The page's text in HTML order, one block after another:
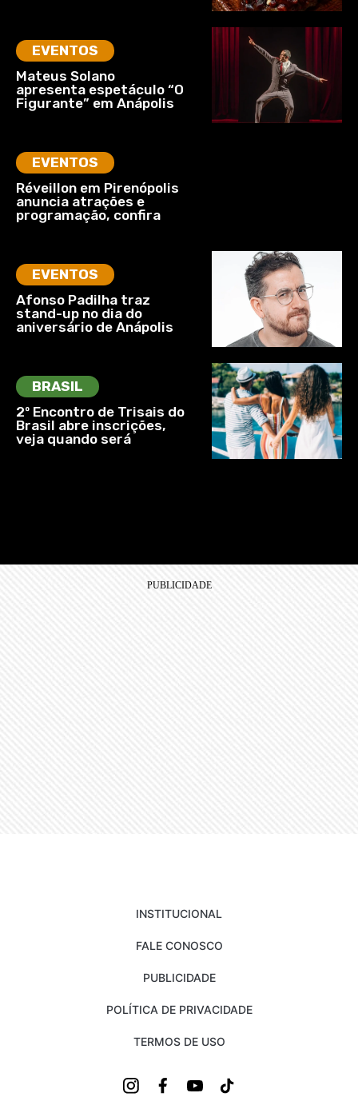
EVENTOS
Mateus Solano
apresenta espetáculo “O
Figurante” em Anápolis
EVENTOS
Réveillon em Pirenópolis
anuncia atrações e
programação, confira
EVENTOS
Afonso Padilha traz
stand-up no dia do
aniversário de Anápolis
BRASIL
2º Encontro de Trisais do
Brasil abre inscrições,
veja quando será
INSTITUCIONAL
FALE CONOSCO
PUBLICIDADE
POLÍTICA DE PRIVACIDADE
TERMOS DE USO